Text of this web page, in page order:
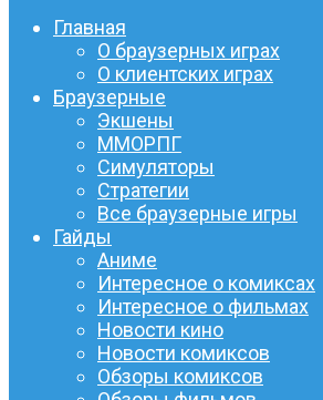
Главная
О браузерных играх
О клиентских играх
Браузерные
Экшены
ММОРПГ
Симуляторы
Стратегии
Все браузерные игры
Гайды
Аниме
Интересное о комиксах
Интересное о фильмах
Новости кино
Новости комиксов
Обзоры комиксов